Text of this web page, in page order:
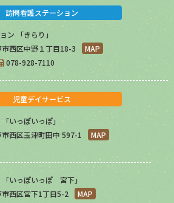
訪問看護ステーション
ン 「きらり」
西区中野１丁目18-3
MAP
078-928-7110
児童デイサービス
いっぽいっぽ」
西区玉津町田中 597-1
MAP
「いっぽいっぽ 宮下」
西区宮下1丁目5-2
MAP